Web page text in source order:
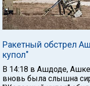
Ракетный обстрел
купол"
В 14:18 в Ашдоде,
вновь была слышна